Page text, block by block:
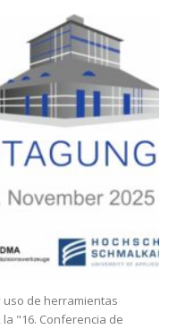
uso de herramientas
"16. Conferencia de